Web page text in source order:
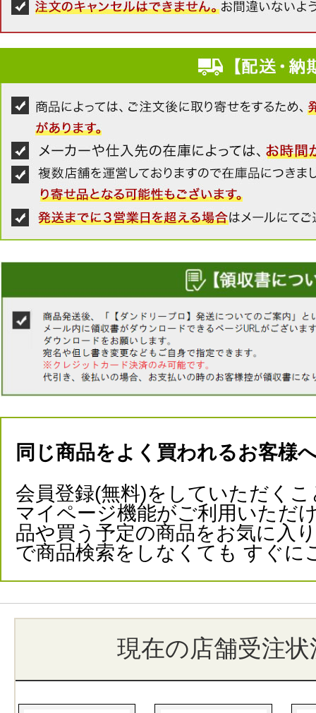
同じ商品をよく買われるお客様
会員登録(無料)をしていただくこ
マイページ機能がご利用いただ
品や買う予定の商品をお気に入
で商品検索をしなくても すぐに
現在の店舗受注状